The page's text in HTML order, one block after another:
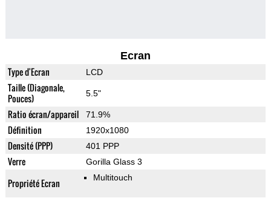
Ecran
Type d'Ecran LCD
Taille (Diagonale,
Pouces)
5.5"
Ratio écran/appareil 71.9%
Définition 1920x1080
Densité (PPP) 401 PPP
Verre Gorilla Glass 3
Propriété Ecran Multitouch